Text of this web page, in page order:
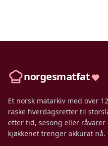
norgesmatfat
Et norsk matarkiv med over
raske hverdagsretter til
etter tid, sesong eller
kjøkkenet trenger akkurat nå.